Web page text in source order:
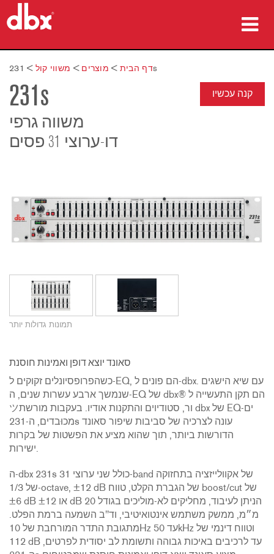
מוצרים
מקרי בוחן
היכן לקנות
הדרכה
שפה/אזור
דף הבית > מוצרים > משווי קול > 231s
231s
משווה גרפי
דו-ערוצי 31 פסים
קנה עכשיו
תמונות גדולות יותר
סאונד יוצא דופן ואמינות חוסנת
כשהפרופסיונלים זקוקים ל-EQ, הם פונים ל-dbx. עם שיא הישגים
שנמשך ארבע עשרות שנים, ה-EQ של dbx® הם תקן התעשייה ל
ツור, סטודיוים והתקנות אודיו. בעקבות מורשת dbx של EQ-ים
מכוּבדים, ה-231s עונה לצרכיה של סביבות שיפור סאונד
הדורשות ביותר, תוך שהוא מציע את הפשטות של בקרות
ישירות.
ה-dbx 231s כולל שני ערוצי 31-band של אקוולייזציה בתחזוקה
של 1/3-octave, ±12 dB של הגברת הקלט, טווח boost/cut של
±6 dB או ±12 dB הניתן לעיבוד, מחליקים לא-מוליכים בגודל 20
מ״מ, ממשק משתמש אינטואיטיבי, וד"ב השמעה ברמת הפלט.
מתגובת התדר המורחבת של 10Hz עד 50kHz וטווח דינמי של
112 dB עד לרכיבים באיכות גבוהה ותשומת לב יסודית לפרטים,